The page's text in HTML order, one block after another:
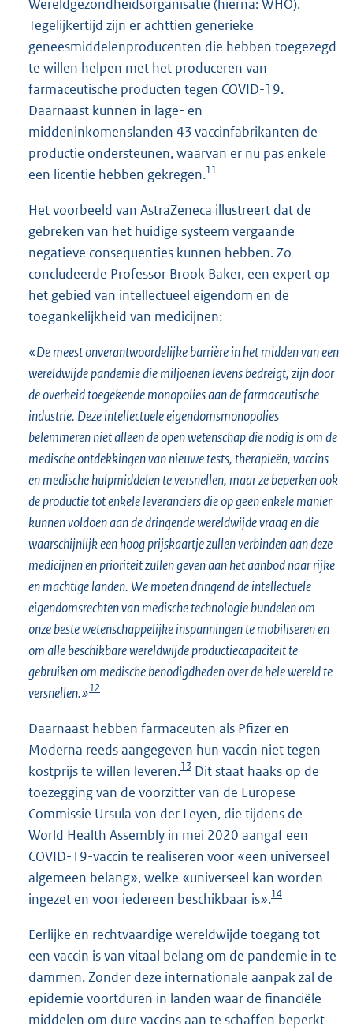
Wereldgezondheidsorganisatie (hierna: WHO).
Tegelijkertijd zijn er achttien generieke
geneesmiddelenproducenten die hebben toegezegd
te willen helpen met het produceren van
farmaceutische producten tegen COVID-19.
Daarnaast kunnen in lage- en
middeninkomenslanden 43 vaccinfabrikanten de
productie ondersteunen, waarvan er nu pas enkele
een licentie hebben gekregen.11
Het voorbeeld van AstraZeneca illustreert dat de
gebreken van het huidige systeem vergaande
negatieve consequenties kunnen hebben. Zo
concludeerde Professor Brook Baker, een expert op
het gebied van intellectueel eigendom en de
toegankelijkheid van medicijnen:
«De meest onverantwoordelijke barrière in het midden van een
wereldwijde pandemie die miljoenen levens bedreigt, zijn door
de overheid toegekende monopolies aan de farmaceutische
industrie. Deze intellectuele eigendomsmonopolies
belemmeren niet alleen de open wetenschap die nodig is om de
medische ontdekkingen van nieuwe tests, therapieën, vaccins
en medische hulpmiddelen te versnellen, maar ze beperken ook
de productie tot enkele leveranciers die op geen enkele manier
kunnen voldoen aan de dringende wereldwijde vraag en die
waarschijnlijk een hoog prijskaartje zullen verbinden aan deze
medicijnen en prioriteit zullen geven aan het aanbod naar rijke
en machtige landen. We moeten dringend de intellectuele
eigendomsrechten van medische technologie bundelen om
onze beste wetenschappelijke inspanningen te mobiliseren en
om alle beschikbare wereldwijde productiecapaciteit te
gebruiken om medische benodigdheden over de hele wereld te
versnellen.»12
Daarnaast hebben farmaceuten als Pfizer en
Moderna reeds aangegeven hun vaccin niet tegen
kostprijs te willen leveren.13 Dit staat haaks op de
toezegging van de voorzitter van de Europese
Commissie Ursula von der Leyen, die tijdens de
World Health Assembly in mei 2020 aangaf een
COVID-19-vaccin te realiseren voor «een universeel
algemeen belang», welke «universeel kan worden
ingezet en voor iedereen beschikbaar is».14
Eerlijke en rechtvaardige wereldwijde toegang tot
een vaccin is van vitaal belang om de pandemie in te
dammen. Zonder deze internationale aanpak zal de
epidemie voortduren in landen waar de financiële
middelen om dure vaccins aan te schaffen beperkt